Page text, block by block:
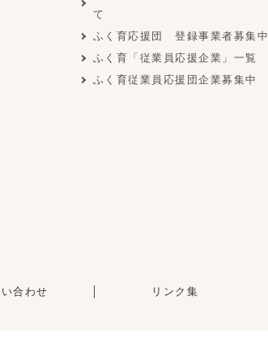
て
ふく育応援団 登録事業者募集中
ふく育「従業員応援企業」一覧
ふく育従業員応援団企業募集中
合わせ リンク集